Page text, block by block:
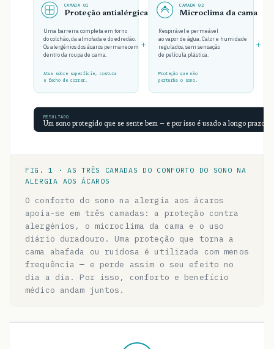
CAMADA 01
Proteção antialérgica
Uma barreira completa em torno
do colchão, da almofada e do edredão.
Os alergénios dos ácaros permanecem
dentro da roupa de cama.
Atua sobre superfície, costura
e fecho de correr.
CAMADA 02
Microclima da cama
Respirável e permeável
ao vapor de água. Calor e humidade
regulados, sem sensação
de película plástica.
Proteção que não
perturba o sono.
+ +
RESULTADO
Um sono protegido que se sente bem — e por isso é usado a longo prazo.
FIG. 1 · AS TRÊS CAMADAS DO CONFORTO DO SONO NA
ALERGIA AOS ÁCAROS
O conforto do sono na alergia aos ácaros
apoia-se em três camadas: a proteção contra
alergénios, o microclima da cama e o uso
diário duradouro. Uma proteção que torna a
cama abafada ou ruidosa é utilizada com menos
frequência — e perde assim o seu efeito no
dia a dia. Por isso, conforto e benefício
médico andam juntos.